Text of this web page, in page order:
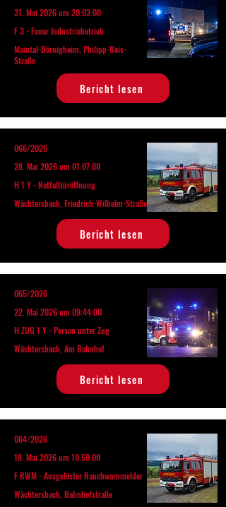
31. Mai 2026 um 20:03:00
F 3 - Feuer Industriebetrieb
Maintal-Dörnigheim, Philipp-Reis-
Straße
Bericht lesen
066/2026
28. Mai 2026 um 01:07:00
H 1 Y - Notfalltüröffnung
Wächtersbach, Friedrich-Wilhelm-Straße
Bericht lesen
065/2026
22. Mai 2026 um 09:44:00
H ZUG 1 Y - Person unter Zug
Wächtersbach, Am Bahnhof
Bericht lesen
064/2026
18. Mai 2026 um 10:50:00
F RWM - Ausgelöster Rauchwarnmelder
Wächtersbach, Bahnhofstraße